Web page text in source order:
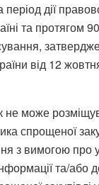
період дії
та протягом
від 12
не може
спрощеної
з вимогою про
та/або